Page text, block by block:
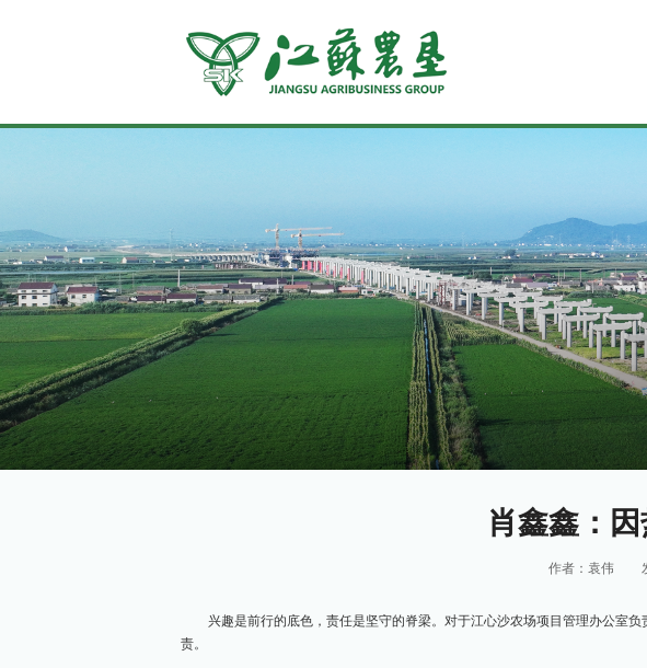
肖鑫鑫：
作者：袁伟
兴趣是前行的底色，责任是坚守的脊梁。对于江心沙农场项目管理办公室
责。